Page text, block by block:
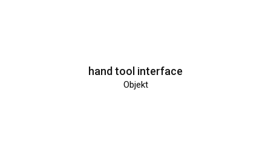
hand tool interface
Objekt